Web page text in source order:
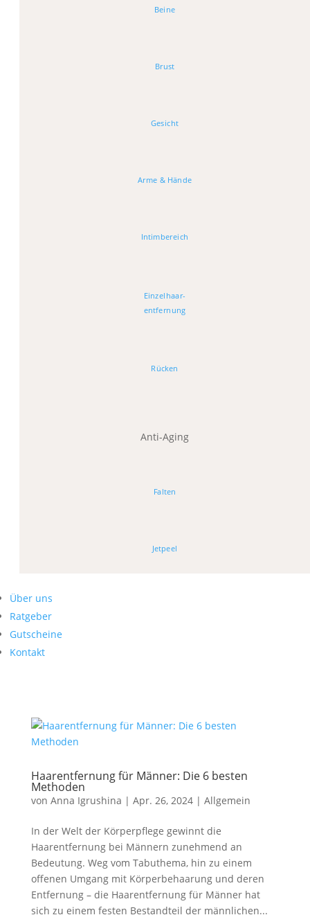
Beine
Brust
Gesicht
Arme & Hände
Intimbereich
Einzelhaar-
entfernung
Rücken
Anti-Aging
Falten
Jetpeel
Über uns
Ratgeber
Gutscheine
Kontakt
Haarentfernung für Männer: Die 6 besten
Methoden
von Anna Igrushina | Apr. 26, 2024| Allgemein
In der Welt der Körperpflege gewinnt die
Haarentfernung bei Männern zunehmend an
Bedeutung. Weg vom Tabuthema, hin zu einem
offenen Umgang mit Körperbehaarung und deren
Entfernung – die Haarentfernung für Männer hat
sich zu einem festen Bestandteil der männlichen...